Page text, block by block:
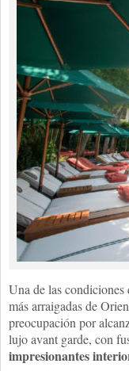
Una de las condiciones
más arraigadas de
preocupación por
lujo avant garde, con
impresionantes